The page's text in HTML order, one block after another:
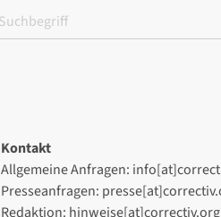
Kontakt
Allgemeine Anfragen:
Presseanfragen:
Redaktion: hinweise[at]correctiv.org